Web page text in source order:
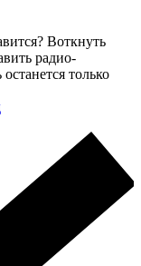
Воткнуть
радио-
только